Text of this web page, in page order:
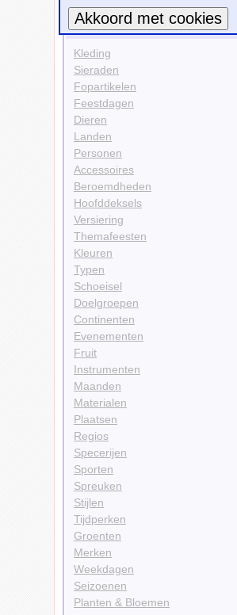
Carnavalsartikelen
Kleding
Sieraden
Fopartikelen
Feestdagen
Dieren
Landen
Personen
Accessoires
Beroemdheden
Hoofddeksels
Versiering
Themafeesten
Kleuren
Typen
Schoeisel
Doelgroepen
Continenten
Evenementen
Fruit
Instrumenten
Maanden
Materialen
Plaatsen
Regios
Specerijen
Sporten
Spreuken
Stijlen
Tijdperken
Groenten
Merken
Weekdagen
Seizoenen
Planten & Bloemen